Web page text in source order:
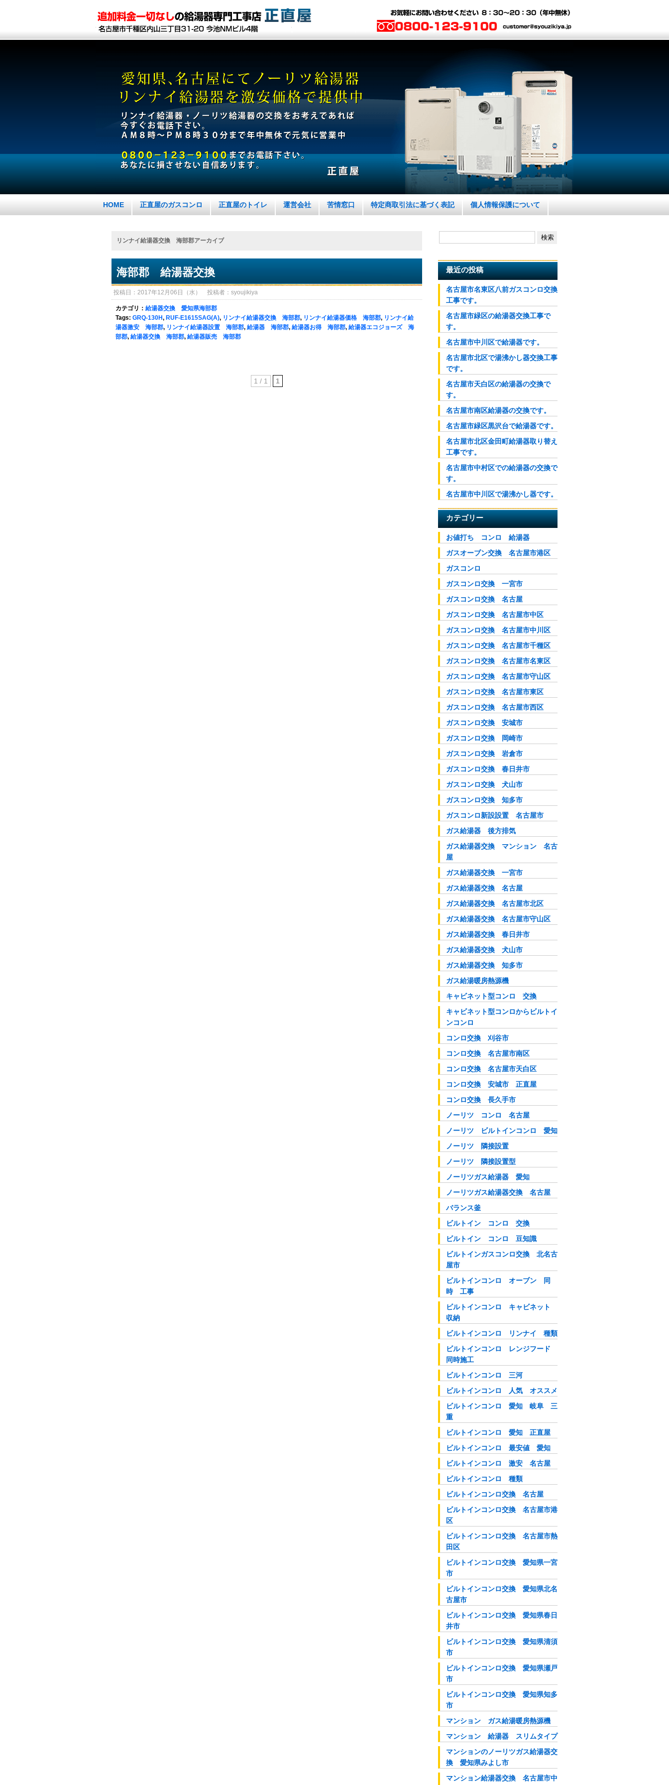
HOME 正直屋のガスコンロ 正直屋のトイレ 運営会社 苦情窓口 特定商取引法に基づく表記 個人情報保護について
リンナイ給湯器交換 海部郡アーカイブ
海部郡 給湯器交換
投稿日：2017年12月06日（水） 投稿者：syoujikiya
カテゴリ： 給湯器交換 愛知県海部郡
Tags: GRQ-130H, RUF-E1615SAG(A), リンナイ給湯器交換 海部郡, リンナイ給湯器価格 海部郡, リンナイ給
湯器激安 海部郡, リンナイ給湯器設置 海部郡, 給湯器 海部郡, 給湯器お得 海部郡, 給湯器エコジョーズ 海
部郡, 給湯器交換 海部郡, 給湯器販売 海部郡
1 / 1 1
最近の投稿
名古屋市名東区八前ガスコンロ交換
工事です。
名古屋市緑区の給湯器交換工事で
す。
名古屋市中川区で給湯器です。
名古屋市北区で湯沸かし器交換工事
です。
名古屋市天白区の給湯器の交換で
す。
名古屋市南区給湯器の交換です。
名古屋市緑区黒沢台で給湯器です。
名古屋市北区金田町給湯器取り替え
工事です。
名古屋市中村区での給湯器の交換で
す。
名古屋市中川区で湯沸かし器です。
カテゴリー
お値打ち コンロ 給湯器
ガスオーブン交換 名古屋市港区
ガスコンロ
ガスコンロ交換 一宮市
ガスコンロ交換 名古屋
ガスコンロ交換 名古屋市中区
ガスコンロ交換 名古屋市中川区
ガスコンロ交換 名古屋市千種区
ガスコンロ交換 名古屋市名東区
ガスコンロ交換 名古屋市守山区
ガスコンロ交換 名古屋市東区
ガスコンロ交換 名古屋市西区
ガスコンロ交換 安城市
ガスコンロ交換 岡崎市
ガスコンロ交換 岩倉市
ガスコンロ交換 春日井市
ガスコンロ交換 犬山市
ガスコンロ交換 知多市
ガスコンロ新設設置 名古屋市
ガス給湯器 後方排気
ガス給湯器交換 マンション 名古
屋
ガス給湯器交換 一宮市
ガス給湯器交換 名古屋
ガス給湯器交換 名古屋市北区
ガス給湯器交換 名古屋市守山区
ガス給湯器交換 春日井市
ガス給湯器交換 犬山市
ガス給湯器交換 知多市
ガス給湯暖房熱源機
キャビネット型コンロ 交換
キャビネット型コンロからビルトイ
ンコンロ
コンロ交換 刈谷市
コンロ交換 名古屋市南区
コンロ交換 名古屋市天白区
コンロ交換 安城市 正直屋
コンロ交換 長久手市
ノーリツ コンロ 名古屋
ノーリツ ビルトインコンロ 愛知
ノーリツ 隣接設置
ノーリツ 隣接設置型
ノーリツガス給湯器 愛知
ノーリツガス給湯器交換 名古屋
バランス釜
ビルトイン コンロ 交換
ビルトイン コンロ 豆知識
ビルトインガスコンロ交換 北名古
屋市
ビルトインコンロ オーブン 同
時 工事
ビルトインコンロ キャビネット
収納
ビルトインコンロ リンナイ 種類
ビルトインコンロ レンジフード
同時施工
ビルトインコンロ 三河
ビルトインコンロ 人気 オススメ
ビルトインコンロ 愛知 岐阜 三
重
ビルトインコンロ 愛知 正直屋
ビルトインコンロ 最安値 愛知
ビルトインコンロ 激安 名古屋
ビルトインコンロ 種類
ビルトインコンロ交換 名古屋
ビルトインコンロ交換 名古屋市港
区
ビルトインコンロ交換 名古屋市熱
田区
ビルトインコンロ交換 愛知県一宮
市
ビルトインコンロ交換 愛知県北名
古屋市
ビルトインコンロ交換 愛知県春日
井市
ビルトインコンロ交換 愛知県清須
市
ビルトインコンロ交換 愛知県瀬戸
市
ビルトインコンロ交換 愛知県知多
市
マンション ガス給湯暖房熱源機
マンション 給湯器 スリムタイプ
マンションのノーリツガス給湯器交
換 愛知県みよし市
マンション給湯器交換 名古屋市中